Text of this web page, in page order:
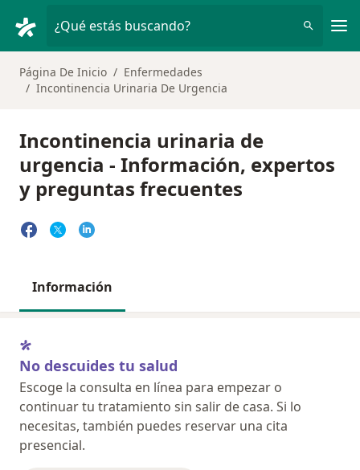
¿Qué estás buscando?
Página De Inicio
Enfermedades
Incontinencia Urinaria De Urgencia
Incontinencia urinaria de
urgencia - Información, expertos
y preguntas frecuentes
Información
No descuides tu salud
Escoge la consulta en línea para empezar o
continuar tu tratamiento sin salir de casa. Si lo
necesitas, también puedes reservar una cita
presencial.